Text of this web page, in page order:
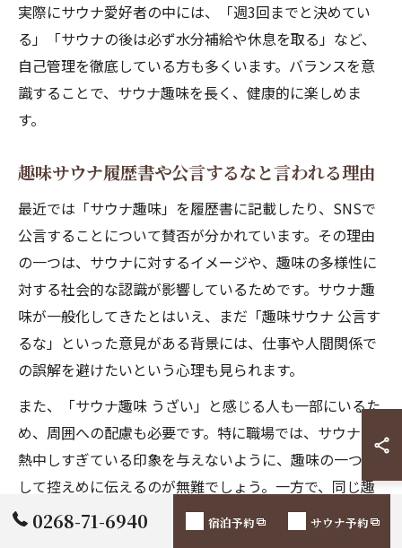
実際にサウナ愛好者の中には、「週3回までと決めてい
る」「サウナの後は必ず水分補給や休息を取る」など、
自己管理を徹底している方も多くいます。バランスを意
識することで、サウナ趣味を長く、健康的に楽しめま
す。
趣味サウナ履歴書や公言するなと言われる理由
最近では「サウナ趣味」を履歴書に記載したり、SNSで
公言することについて賛否が分かれています。その理由
の一つは、サウナに対するイメージや、趣味の多様性に
対する社会的な認識が影響しているためです。サウナ趣
味が一般化してきたとはいえ、まだ「趣味サウナ 公言す
るな」といった意見がある背景には、仕事や人間関係で
の誤解を避けたいという心理も見られます。
また、「サウナ趣味 うざい」と感じる人も一部にいるた
め、周囲への配慮も必要です。特に職場では、サウナに
熱中しすぎている印象を与えないように、趣味の一つと
して控えめに伝えるのが無難でしょう。一方で、同じ趣
味を持つ仲間同士ではサウナの話題で盛り上がることも
0268-71-6940 宿泊予約 サウナ予約